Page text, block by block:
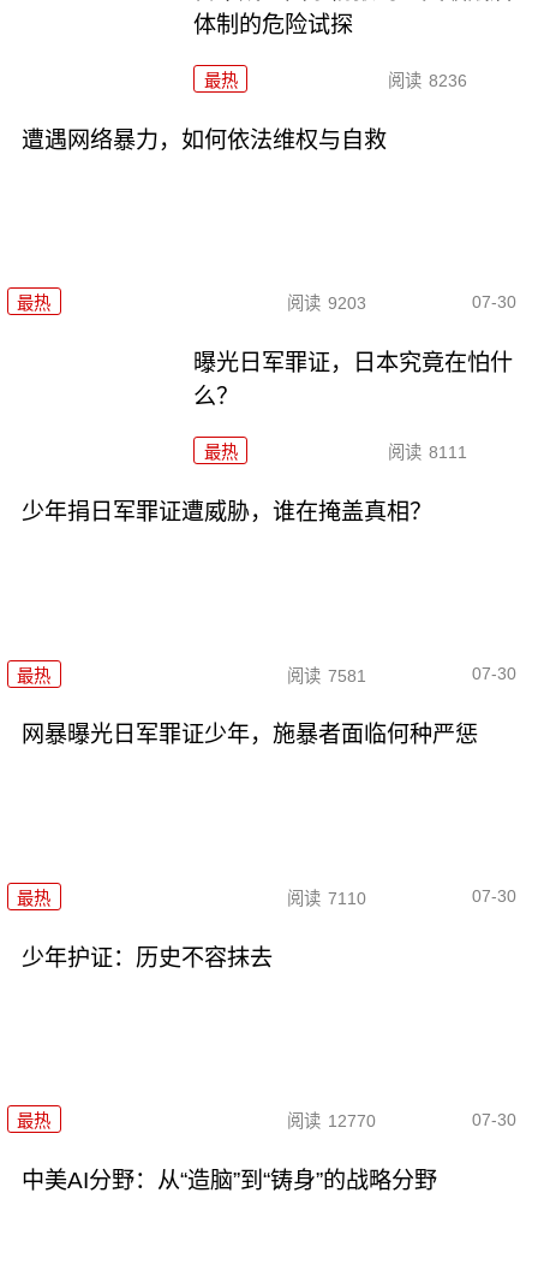
体制的危险试探
最热 阅读 8236
遭遇网络暴力，如何依法维权与自救
最热 阅读 9203 07-30
曝光日军罪证，日本究竟在怕什
么？
最热 阅读 8111
少年捐日军罪证遭威胁，谁在掩盖真相？
最热 阅读 7581 07-30
网暴曝光日军罪证少年，施暴者面临何种严惩
最热 阅读 7110 07-30
少年护证：历史不容抹去
最热 阅读 12770 07-30
中美AI分野：从“造脑”到“铸身”的战略分野